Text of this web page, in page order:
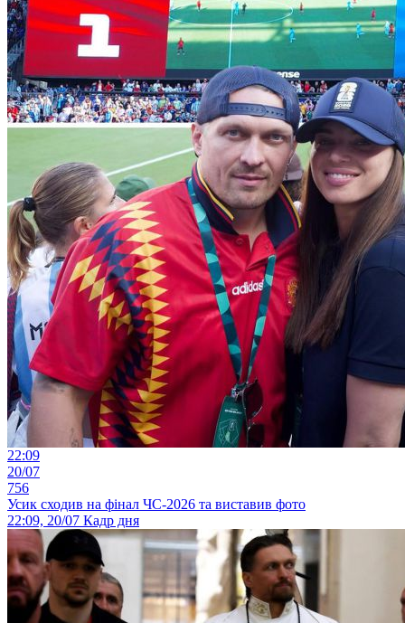
22:09
20/07
756
Усик сходив на фінал ЧС-2026 та виставив фото
22:09, 20/07 Кадр дня